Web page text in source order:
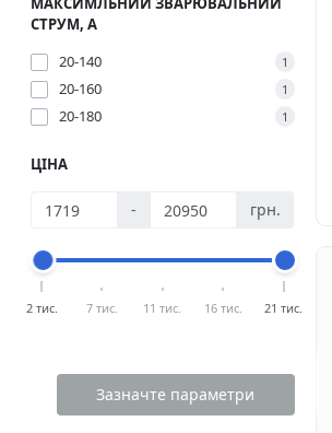
СТРУМ, А
20-140
1
20-160 1
20-180 1
ЦІНА
- грн.
2 тис. 7 тис. 11 тис. 16 тис. 21 тис.
Зазначте параметри